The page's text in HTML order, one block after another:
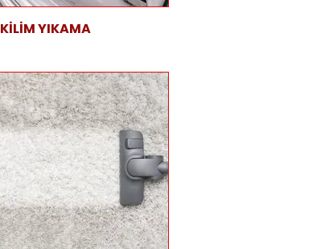
KİLİM YIKAMA